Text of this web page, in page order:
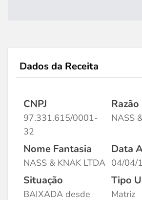
Dados da Receita
CNPJ
97.331.615/0001-
32
NASS
Nome Fantasia
NASS & KNAK LTDA
Data
04/04/
Situação
BAIXADA desde
Tipo
Matriz